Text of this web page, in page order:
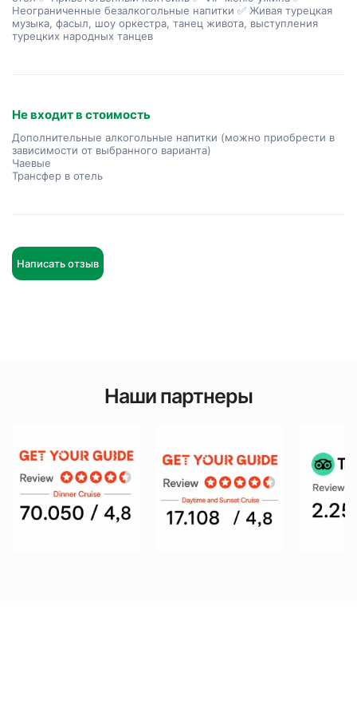
Неограниченные безалкогольные напитки ✅ Живая турецкая
музыка, фасыл, шоу оркестра, танец живота, выступления
турецких народных танцев
Не входит в стоимость
Дополнительные алкогольные напитки (можно приобрести в
зависимости от выбранного варианта)
Чаевые
Трансфер в отель
Написать отзыв
Наши партнеры